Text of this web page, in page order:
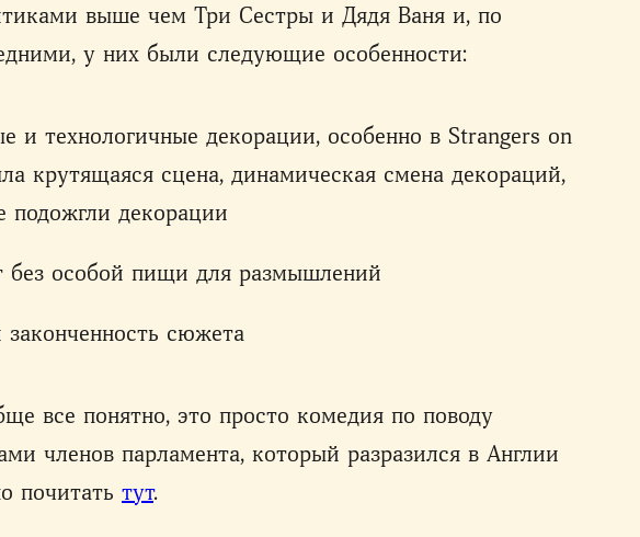
выше чем Три Сестры и Дядя Ваня и, по
у них были следующие особенности:
и технологичные декорации, особенно в Strangers on
крутящаяся сцена, динамическая смена декораций,
подожгли декорации
без особой пищи для размышлений
законченность сюжета
все понятно, это просто комедия по поводу
членов парламента, который разразился в Англии
почитать тут.